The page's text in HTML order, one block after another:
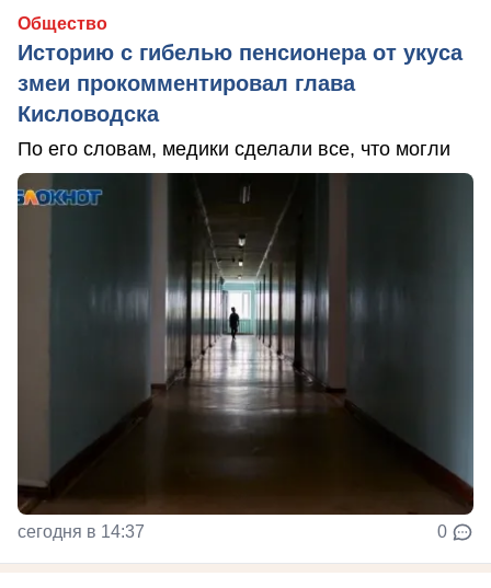
Общество
Историю с гибелью пенсионера от укуса
змеи прокомментировал глава
Кисловодска
По его словам, медики сделали все, что могли
сегодня в 14:37 0